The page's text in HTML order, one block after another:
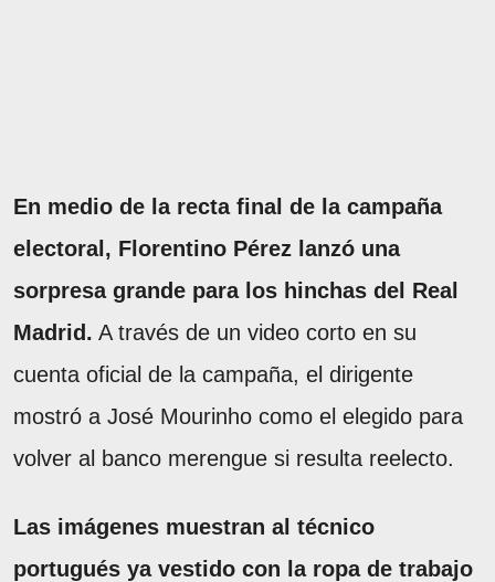
En medio de la recta final de la campaña
electoral, Florentino Pérez lanzó una
sorpresa grande para los hinchas del Real
Madrid. A través de un video corto en su
cuenta oficial de la campaña, el dirigente
mostró a José Mourinho como el elegido para
volver al banco merengue si resulta reelecto.
Las imágenes muestran al técnico
portugués ya vestido con la ropa de trabajo